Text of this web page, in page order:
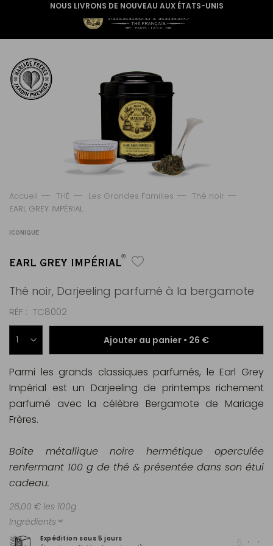
NOUS LIVRONS DE NOUVEAU AUX ÉTATS-UNIS
Accueil THÉ Les Grandes Familles
Thé noir
EARL GREY IMPÉRIAL
ICONIQUE
EARL GREY IMPÉRIAL®
Thé noir, Darjeeling parfumé à la bergamote
RÉF TC8002
Ajouter au panier • 26 €
Expédition sous 5 jours
Parmi les grands classiques parfumés, le Earl Grey
Impérial est un Darjeeling de printemps richement
parfumé avec la célèbre Bergamote de Mariage
Frères.
Boîte métallique noire hermétique operculée
renfermant 100 g de thé & présentée dans son étui
cadeau.
26,00 € les 100g
Ingrédients